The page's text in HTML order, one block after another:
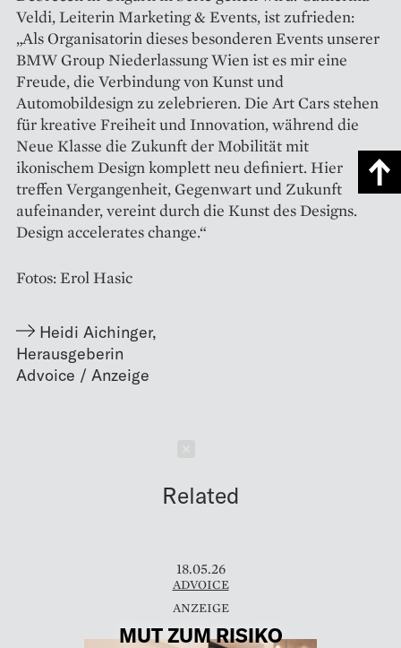
Veldi, Leiterin Marketing & Events, ist zufrieden:
„Als Organisatorin dieses besonderen Events unserer
BMW Group Niederlassung Wien ist es mir eine
Freude, die Verbindung von Kunst und
Automobildesign zu ­zelebrieren. Die Art Cars stehen
für kreative Freiheit und Innovation, während die
Neue Klasse die Zukunft der Mobilität mit
ikonischem Design komplett neu definiert. Hier
treffen Vergangenheit, Gegenwart und Zukunft
aufeinander, vereint durch die Kunst des Designs.
Design accelerates change.“
Fotos: Erol Hasic
Heidi Aichinger,
Herausgeberin
Related
18.05.26
ADVOICE
MUT ZUM RISIKO